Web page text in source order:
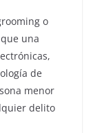
o
una
de
menor
delito